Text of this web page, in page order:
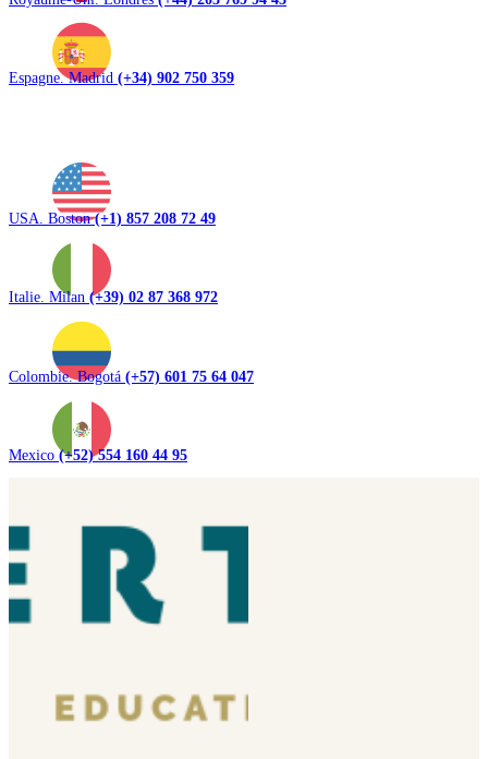
Espagne. Madrid (+34) 902 750 359
USA. Boston(+1) 857 208 72 49
Italie. Milan (+39) 02 87 368 972
Colombie. Bogotá (+57) 601 75 64 047
Mexico (+52) 554 160 44 95